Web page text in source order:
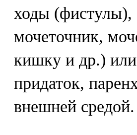
ходы (фистулы),
мочеточник,
кишку и др.)
придаток,
внешней средой.